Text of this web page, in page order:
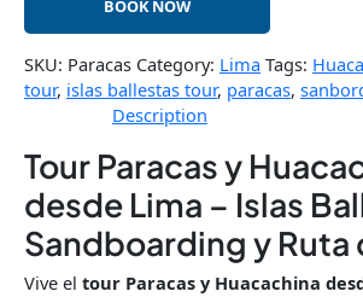
BOOK NOW
SKU: Paracas Category: Lima Tags:
tour, islas ballestas tour, paracas,
Description
Tour Paracas y
desde Lima – Islas
Sandboarding y Ruta
Vive el tour Paracas y Huacachina